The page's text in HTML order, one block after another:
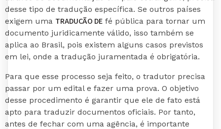
desse tipo de tradução específica. Se outros países
exigem uma TRADUÇÃO DE fé pública para tornar um
documento juridicamente válido, isso também se
aplica ao Brasil, pois existem alguns casos previstos
em lei, onde a tradução juramentada é obrigatória.
Para que esse processo seja feito, o tradutor precisa
passar por um edital e fazer uma prova. O objetivo
desse procedimento é garantir que ele de fato está
apto para traduzir documentos oficiais. Por tanto,
antes de fechar com uma agência, é importante